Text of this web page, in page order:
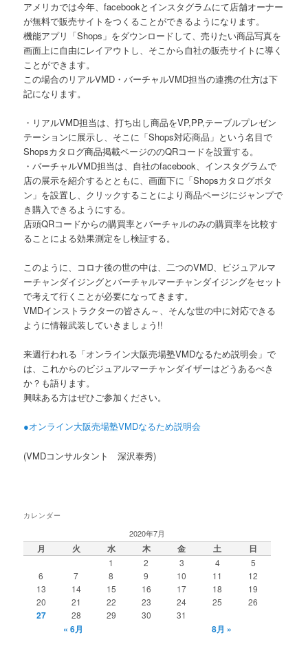
アメリカでは今年、facebookとインスタグラムにて店舗オーナー
が無料で販売サイトをつくることができるようになります。
機能アプリ「Shops」をダウンロードして、売りたい商品写真を
画面上に自由にレイアウトし、そこから自社の販売サイトに導く
ことができます。
この場合のリアルVMD・バーチャルVMD担当の連携の仕方は下
記になります。
・リアルVMD担当は、打ち出し商品をVP,PP,テーブルプレゼン
テーションに展示し、そこに「Shops対応商品」という名目で
Shopsカタログ商品掲載ページののQRコードを設置する。
・バーチャルVMD担当は、自社のfacebook、インスタグラムで
店の展示を紹介するとともに、画面下に「Shopsカタログボタ
ン」を設置し、クリックすることにより商品ページにジャンプで
き購入できるようにする。
店頭QRコードからの購買率とバーチャルのみの購買率を比較す
ることによる効果測定をし検証する。
このように、コロナ後の世の中は、二つのVMD、ビジュアルマ
ーチャンダイジングとバーチャルマーチャンダイジングをセット
で考えて行くことが必要になってきます。
VMDインストラクターの皆さん～、そんな世の中に対応できる
ように情報武装していきましょう!!
来週行われる「オンライン大阪売場塾VMDなるため説明会」で
は、これからのビジュアルマーチャンダイザーはどうあるべき
か？も語ります。
興味ある方はぜひご参加ください。
●オンライン大阪売場塾VMDなるため説明会
(VMDコンサルタント 深沢泰秀)
カレンダー
2020年7月
月 火 水 木 金 土 日
1 2 3 4
5
6
7 8 9 10 11
12
13
14 15 16 17 18
19
20
21 22 23 24 25 26
27 28 29 30 31
« 6月 8月 »